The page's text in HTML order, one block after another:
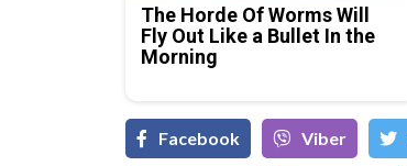
The Horde Of Worms Will
Fly Out Like a Bullet In the
Morning
Facebook Viber